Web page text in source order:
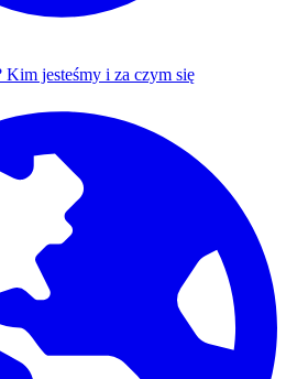
Kim jesteśmy i za czym się